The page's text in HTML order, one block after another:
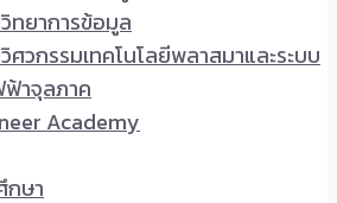
ทยาการข้อมูล
ศวกรรมเทคโนโลยีพลาสมาและระบบ
าจุลภาค
Academy
กษา